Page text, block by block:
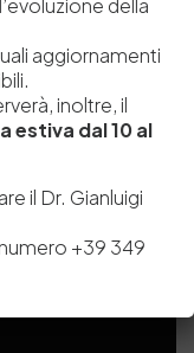
aggiornamenti
inoltre, il
estiva dal 10 al
il Dr. Gianluigi
+39 349